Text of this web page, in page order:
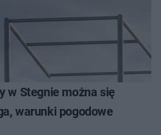
w Stegnie można się
warunki pogodowe